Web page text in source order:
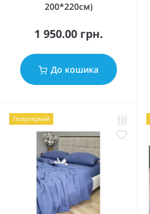
200*220см)
1 950.00 грн.
До кошика
Популярний